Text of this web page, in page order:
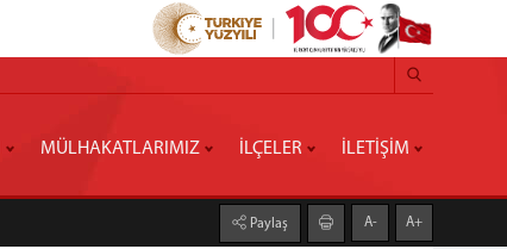
MÜLHAKATLARIMIZ İLÇELER İLETİŞİM
Paylaş A- A+